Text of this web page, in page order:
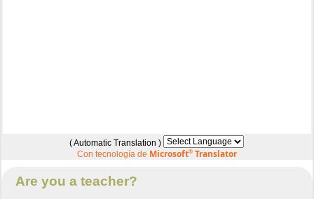
( Automatic Translation )
Con tecnología de Microsoft®Translator
Are you a teacher?